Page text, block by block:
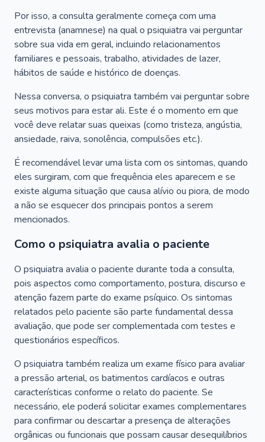
Por isso, a consulta geralmente começa com uma
entrevista (anamnese) na qual o psiquiatra vai perguntar
sobre sua vida em geral, incluindo relacionamentos
familiares e pessoais, trabalho, atividades de lazer,
hábitos de saúde e histórico de doenças.
Nessa conversa, o psiquiatra também vai perguntar sobre
seus motivos para estar ali. Este é o momento em que
você deve relatar suas queixas (como tristeza, angústia,
ansiedade, raiva, sonolência, compulsões etc.).
É recomendável levar uma lista com os sintomas, quando
eles surgiram, com que frequência eles aparecem e se
existe alguma situação que causa alívio ou piora, de modo
a não se esquecer dos principais pontos a serem
mencionados.
Como o psiquiatra avalia o paciente
O psiquiatra avalia o paciente durante toda a consulta,
pois aspectos como comportamento, postura, discurso e
atenção fazem parte do exame psíquico. Os sintomas
relatados pelo paciente são parte fundamental dessa
avaliação, que pode ser complementada com testes e
questionários específicos.
O psiquiatra também realiza um exame físico para avaliar
a pressão arterial, os batimentos cardíacos e outras
características conforme o relato do paciente. Se
necessário, ele poderá solicitar exames complementares
para confirmar ou descartar a presença de alterações
orgânicas ou funcionais que possam causar desequilíbrios